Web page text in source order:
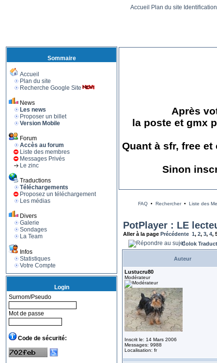
Accueil Plan du site
Sommaire
Accueil
Plan du site
Recherche Google Site
News
Les news
Proposer un billet
Version Mobile
Forum
Accès au forum
Liste des membres
Messages Privés
Le zinc
Traductions
Téléchargements
Proposez un téléchargement
Les médias
Divers
Galerie
Sondages
La Team
Infos
Statistiques
Votre Compte
Login
Surnom/Pseudo
Mot de passe
Code de sécurité:
Après
la poste et gmx
Quant à sfr, free
Sinon
FAQ• Rechercher• Liste des
PotPlayer : LE
Aller à la page Précédente 1, 2, 3, 4,
Colok
Auteur
Lustucru80
Modérateur
Inscrit le: 14 Mars 2006
Messages: 9988
Localisation: fr